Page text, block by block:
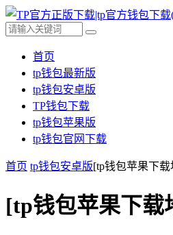
首页
tp钱包最新版
tp钱包安卓版
TP钱包下载
tp钱包苹果版
tp钱包官网下载
首页 tp钱包安卓版[tp钱包苹果下
[tp钱包苹果下载